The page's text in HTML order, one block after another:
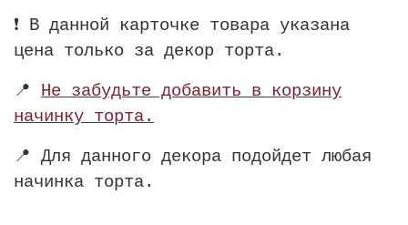
❗️ В данной карточке товара указана
цена только за декор торта.
📍 Не забудьте добавить в корзину
начинку торта.
📍 Для данного декора подойдет любая
начинка торта.